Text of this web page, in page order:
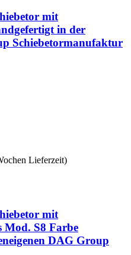
mit
in der
Schiebetormanufaktur
Lieferzeit)
mit
Mod. S8 Farbe
DAG Group